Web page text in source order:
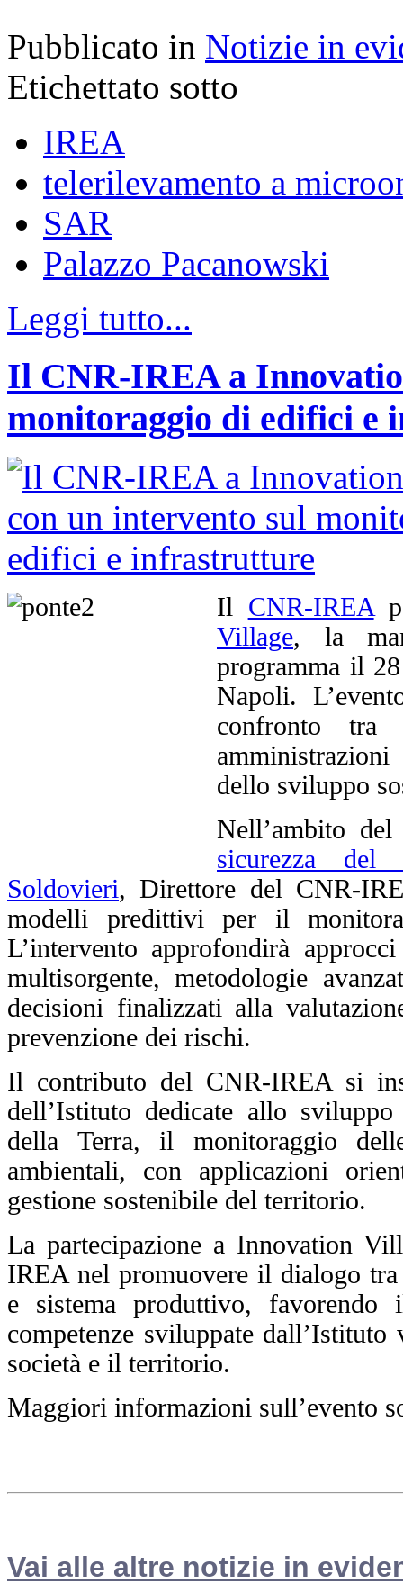
Pubblicato in Notizie in
Etichettato sotto
IREA
telerilevamento a
SAR
Palazzo Pacanowski
Leggi tutto...
Il CNR-IREA a
monitoraggio di edifici e
Il CNR-IREA
Village, la
programma il
Napoli.
confronto tra
dello sviluppo
Nell’ambito
sicurezza
Soldovieri, Direttore del CNR-
modelli predittivi per il
L’intervento approfondirà
multisorgente, metodologie
decisioni finalizzati alla
prevenzione dei rischi.
Il contributo del CNR-IREA si
dell’Istituto dedicate allo
della Terra, il monitoraggio
ambientali, con applicazioni
gestione sostenibile del territorio.
La partecipazione a Innovation
IREA nel promuovere il dialogo
e sistema produttivo, favorendo
competenze sviluppate
società e il territorio.
Maggiori informazioni sull’evento
Vai alle altre notizie in